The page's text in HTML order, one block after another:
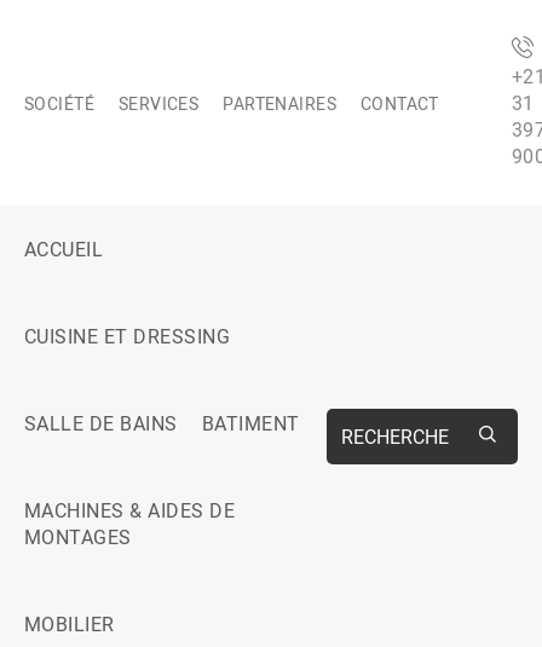
SOCIÉTÉ SERVICES PARTENAIRES CONTACT
31
ACCUEIL
CUISINE ET DRESSING
SALLE DE BAINS BATIMENT
MACHINES & AIDES DE
MONTAGES
MOBILIER
RECHERCHE